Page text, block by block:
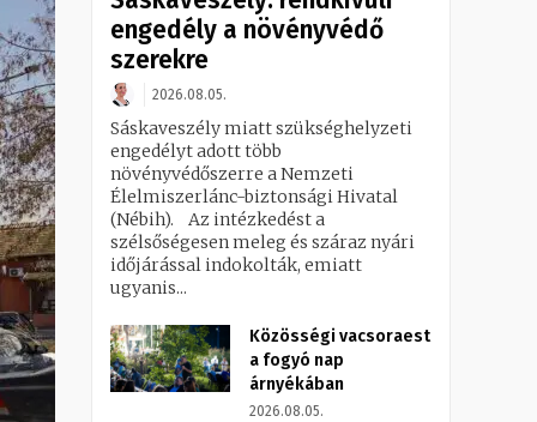
engedély a növényvédő
szerekre
2026.08.05.
Sáskaveszély miatt szükséghelyzeti
engedélyt adott több
növényvédőszerre a Nemzeti
Élelmiszerlánc-biztonsági Hivatal
(Nébih). Az intézkedést a
szélsőségesen meleg és száraz nyári
időjárással indokolták, emiatt
ugyanis...
Közösségi vacsoraest
a fogyó nap
árnyékában
2026.08.05.